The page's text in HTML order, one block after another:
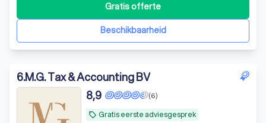
Beschikbaarheid
Gratis offerte
6.M.G. Tax & Accounting BV
local_offer Gratis eerste adviesgesprek
(6)
8,9